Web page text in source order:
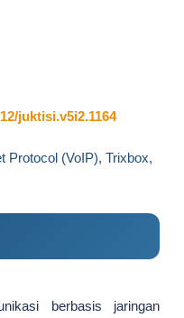
juktisi.v5i2.1164
Protocol (VoIP), Trixbox,
berbasis jaringan